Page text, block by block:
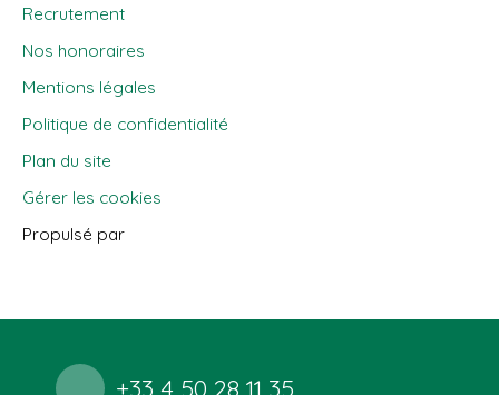
Recrutement
Nos honoraires
Mentions légales
Politique de confidentialité
Plan du site
Gérer les cookies
Propulsé par
+33 4 50 28 11 35